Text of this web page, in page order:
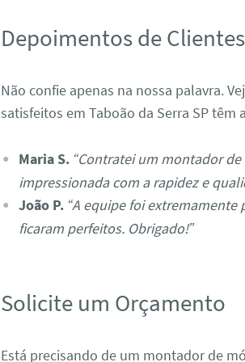
Depoimentos de Clientes
Não confie apenas na nossa palavra.
satisfeitos em Taboão da Serra SP têm
Maria S. “Contratei um montador de
impressionada com a rapidez e
João P. “A equipe foi extremamente
ficaram perfeitos. Obrigado!”
Solicite um Orçamento
Está precisando de um montador de